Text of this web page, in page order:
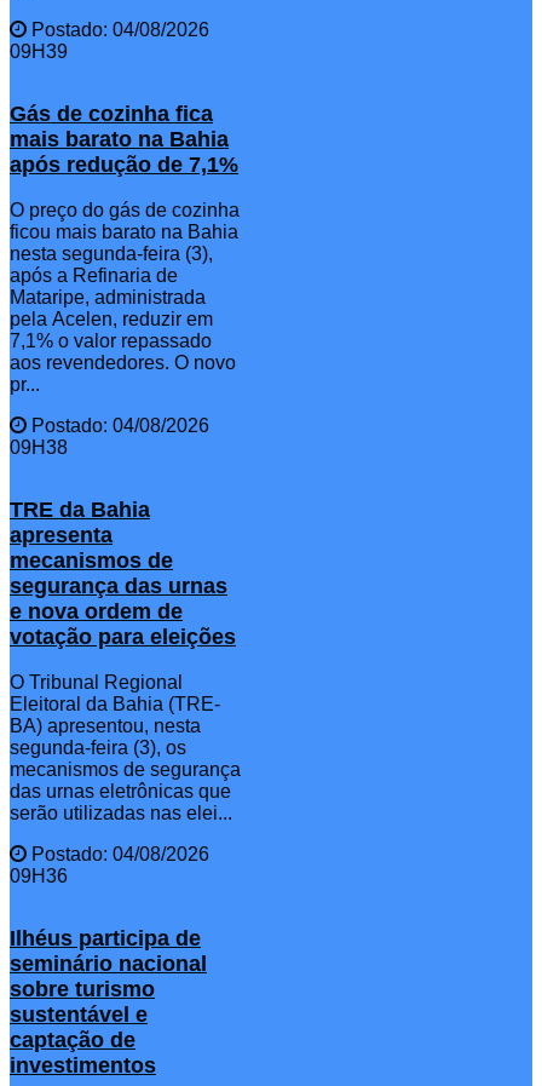
Postado: 04/08/2026
09H39
Gás de cozinha fica
mais barato na Bahia
após redução de 7,1%
O preço do gás de cozinha
ficou mais barato na Bahia
nesta segunda-feira (3),
após a Refinaria de
Mataripe, administrada
pela Acelen, reduzir em
7,1% o valor repassado
aos revendedores. O novo
pr...
Postado: 04/08/2026
09H38
TRE da Bahia
apresenta
mecanismos de
segurança das urnas
e nova ordem de
votação para eleições
O Tribunal Regional
Eleitoral da Bahia (TRE-
BA) apresentou, nesta
segunda-feira (3), os
mecanismos de segurança
das urnas eletrônicas que
serão utilizadas nas elei...
Postado: 04/08/2026
09H36
Ilhéus participa de
seminário nacional
sobre turismo
sustentável e
captação de
investimentos